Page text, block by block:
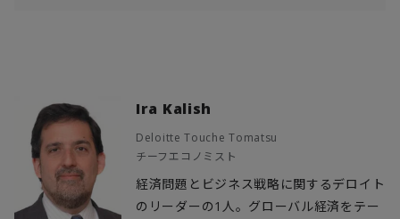
Ira Kalish
Deloitte Touche Tomatsu
チーフエコノミスト
経済問題とビジネス戦略に関するデロイト
のリーダーの1人。グローバル経済をテー